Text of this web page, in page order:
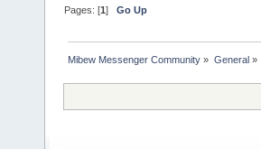
Pages: [1]Go Up
Mibew Messenger Community » General »